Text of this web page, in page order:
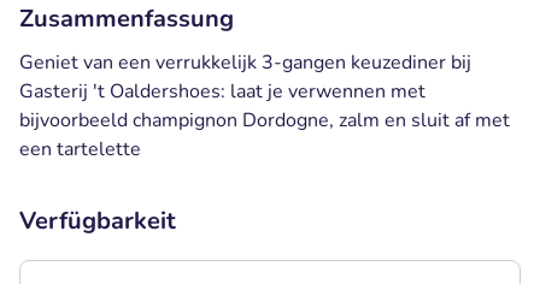
Zusammenfassung
Geniet van een verrukkelijk 3-gangen keuzediner bij
Gasterij 't Oaldershoes: laat je verwennen met
bijvoorbeeld champignon Dordogne, zalm en sluit af met
een tartelette
Verfügbarkeit